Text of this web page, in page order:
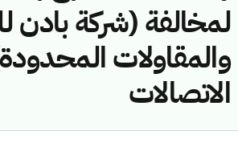
لمخالفة (شركة بادن
والمقاولات
الاتصالات